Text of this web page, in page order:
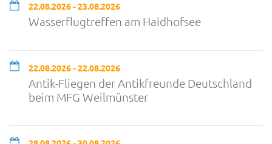
22.08.2026 - 23.08.2026
Wasserflugtreffen am Haidhofsee
22.08.2026 - 22.08.2026
Antik-Fliegen der Antikfreunde Deutschland
beim MFG Weilmünster